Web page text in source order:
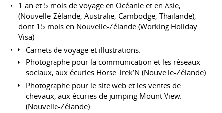
1 an et 5 mois de voyage en Océanie et en Asie,
(Nouvelle-Zélande, Australie, Cambodge, Thaïlande),
dont 15 mois en Nouvelle-Zélande (Working Holiday
Visa)
Carnets de voyage et illustrations.
Photographe pour la communication et les réseaux
sociaux, aux écuries Horse Trek’N (Nouvelle-Zélande)
Photographe pour le site web et les ventes de
chevaux, aux écuries de jumping Mount View.
(Nouvelle-Zélande)